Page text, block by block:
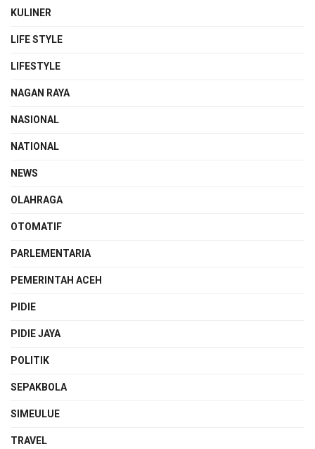
KULINER
LIFE STYLE
LIFESTYLE
NAGAN RAYA
NASIONAL
NATIONAL
NEWS
OLAHRAGA
OTOMATIF
PARLEMENTARIA
PEMERINTAH ACEH
PIDIE
PIDIE JAYA
POLITIK
SEPAKBOLA
SIMEULUE
TRAVEL